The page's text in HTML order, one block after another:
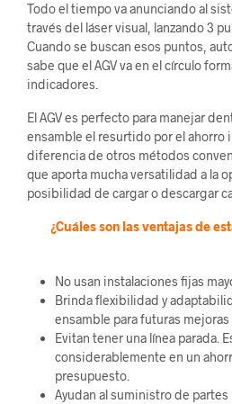
Todo el tiempo va anunciando al
través del láser visual, lanzando 3
Cuando se buscan esos puntos,
sabe que el AGV va en el círculo
indicadores.
El AGV es perfecto para manejar
ensamble el resurtido por el ahorro
diferencia de otros métodos
que aporta mucha versatilidad a la
posibilidad de cargar o descargar
¿Cuáles son las ventajas de
No usan instalaciones fijas
Brinda flexibilidad y
ensamble para futuras mejoras
Evitan tener una línea parada.
considerablemente en un
presupuesto.
Ayudan al suministro de partes